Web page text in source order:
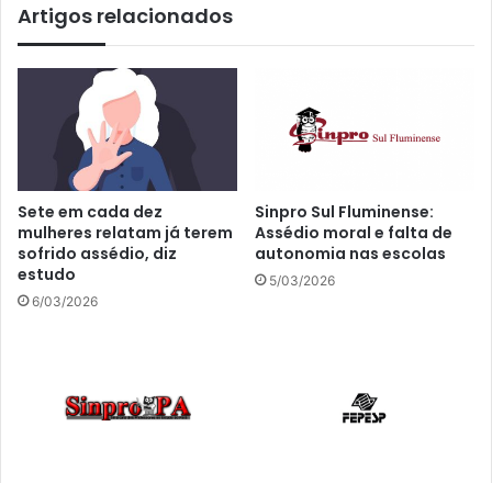
Artigos relacionados
Sete em cada dez
mulheres relatam já terem
sofrido assédio, diz
estudo
6/03/2026
Sinpro Sul Fluminense:
Assédio moral e falta de
autonomia nas escolas
5/03/2026